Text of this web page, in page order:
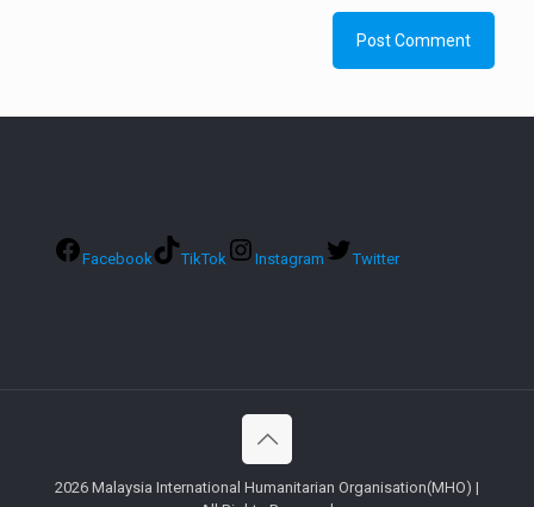
Facebook TikTok Instagram Twitter
2026 Malaysia International Humanitarian Organisation(MHO) |